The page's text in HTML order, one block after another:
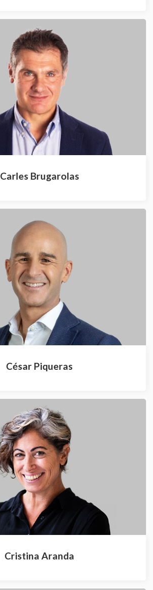
Carles Brugarolas
César Piqueras
Cristina Aranda